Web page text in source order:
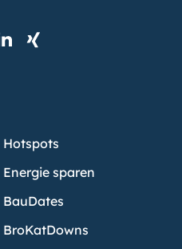
Hotspots
Energie sparen
BauDates
BroKatDowns